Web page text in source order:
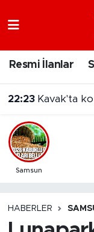
Resmi İlanlar
22:23 Kavak'ta
21:21 Türkiye'den
Samsun
HABERLER
Samsun
Trafik
Süper Lig
Son Dakika